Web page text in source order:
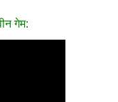
गेम: